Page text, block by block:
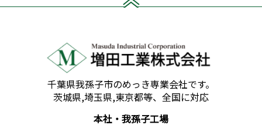
千葉県我孫子市のめっき専業会社です。
茨城県,埼玉県,東京都等、全国に対応
本社・我孫子工場